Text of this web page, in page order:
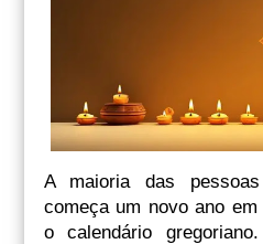
A maioria das
começa um novo ano
o calendário